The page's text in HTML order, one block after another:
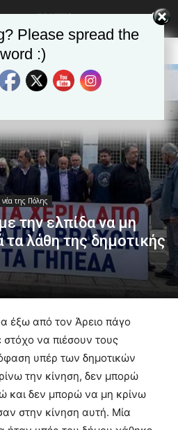
νέα της Πόλης
την ελπίδα να μη
τα λάθη της δημοτικής
έξω από τον Άρειο πάγο
στόχο να πιέσουν τους
υπέρ των δημοτικών
την κίνηση, δεν μπορώ
και δεν μπορώ να μη κρίνω
στην κίνηση αυτή. Μία
Please spread the
word :)